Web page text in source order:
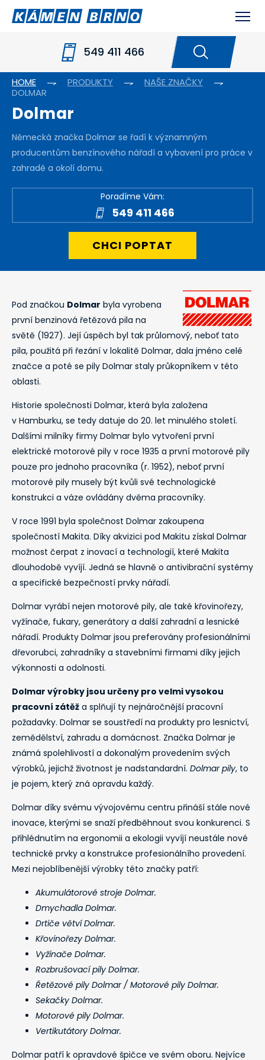
549 411 466
HOME PRODUKTY
NAŠE ZNAČKY
DOLMAR
Dolmar
Německá značka Dolmar se řadí k významným
producentům benzínového nářadí a vybavení pro práce v
zahradě a okolí domu.
Poradíme Vám:
549 411 466
CHCI POPTAT
Pod značkou Dolmar byla vyrobena
první benzinová řetězová pila na
světě (1927). Její úspěch byl tak průlomový, neboť tato
pila, použitá při řezání v lokalitě Dolmar, dala jméno celé
značce a poté se pily Dolmar staly průkopníkem v této
oblasti.
Historie společnosti Dolmar, která byla založena
v Hamburku, se tedy datuje do 20. let minulého století.
Dalšími milníky firmy Dolmar bylo vytvoření první
elektrické motorové pily v roce 1935 a první motorové pily
pouze pro jednoho pracovníka (r. 1952), neboť první
motorové pily musely být kvůli své technologické
konstrukci a váze ovládány dvěma pracovníky.
V roce 1991 byla společnost Dolmar zakoupena
společností Makita. Díky akvizici pod Makitu získal Dolmar
možnost čerpat z inovací a technologií, které Makita
dlouhodobě vyvíjí. Jedná se hlavně o antivibrační systémy
a specifické bezpečností prvky nářadí.
Dolmar vyrábí nejen motorové pily, ale také křovinořezy,
vyžínače, fukary, generátory a další zahradní a lesnické
nářadí. Produkty Dolmar jsou preferovány profesionálními
dřevorubci, zahradníky a stavebními firmami díky jejich
výkonnosti a odolnosti.
Dolmar výrobky jsou určeny pro velmi vysokou
pracovní zátěž a splňují ty nejnáročnější pracovní
požadavky. Dolmar se soustředí na produkty pro lesnictví,
zemědělství, zahradu a domácnost. Značka Dolmar je
známá spolehlivostí a dokonalým provedením svých
výrobků, jejichž životnost je nadstandardní. Dolmar pily, to
je pojem, který zná opravdu každý.
Dolmar díky svému vývojovému centru přináší stále nové
inovace, kterými se snaží předběhnout svou konkurenci. S
přihlédnutím na ergonomii a ekologii vyvíjí neustále nové
technické prvky a konstrukce profesionálního provedení.
Mezi nejoblíbenější výrobky této značky patří:
Akumulátorové stroje Dolmar.
Dmychadla Dolmar.
Drtiče větví Dolmar.
Křovinořezy Dolmar.
Vyžínače Dolmar.
Rozbrušovací pily Dolmar.
Řetězové pily Dolmar / Motorové pily Dolmar.
Sekačky Dolmar.
Motorové pily Dolmar.
Vertikutátory Dolmar.
Dolmar patří k opravdové špičce ve svém oboru. Nejvíce